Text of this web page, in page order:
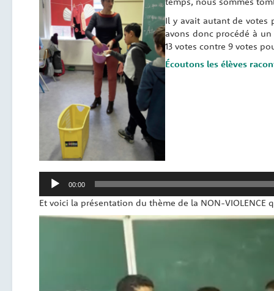
Il y avait autant de votes
avons donc procédé à
13 votes contre 9 votes
Écoutons les élèves
Lecteur
audio
00:00
Et voici la présentation du thème de la NON-VIOLENCE
Lecteur